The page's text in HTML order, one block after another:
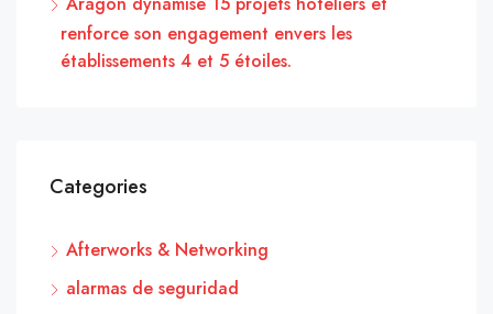
renforce son engagement envers les
établissements 4 et 5 étoiles.
Categories
Afterworks & Networking
alarmas de seguridad